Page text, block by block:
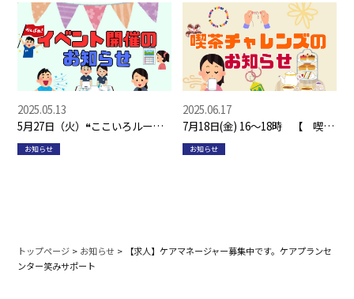
5月27日（火）❝ここいろルーム
３❞ 開催♩
2025.05.13
お知らせ
7月18日(金) 16～18時 【 喫茶
チャレンズ 開催のお知らせ 】
2025.06.17
お知らせ
トップページ > お知らせ >
【求人】ケアマネージャー募集中です。ケアプランセ
ンター笑みサポート